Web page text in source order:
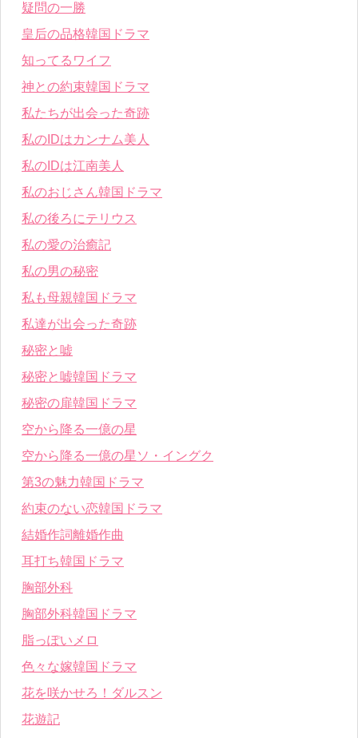
疑問の一勝
皇后の品格韓国ドラマ
知ってるワイフ
神との約束韓国ドラマ
私たちが出会った奇跡
私のIDはカンナム美人
私のIDは江南美人
私のおじさん韓国ドラマ
私の後ろにテリウス
私の愛の治癒記
私の男の秘密
私も母親韓国ドラマ
私達が出会った奇跡
秘密と嘘
秘密と嘘韓国ドラマ
秘密の扉韓国ドラマ
空から降る一億の星
空から降る一億の星ソ・イングク
第3の魅力韓国ドラマ
約束のない恋韓国ドラマ
結婚作詞離婚作曲
耳打ち韓国ドラマ
胸部外科
胸部外科韓国ドラマ
脂っぽいメロ
色々な嫁韓国ドラマ
花を咲かせろ！ダルスン
花遊記